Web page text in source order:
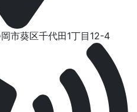
市葵区千代⽥1丁⽬12-4